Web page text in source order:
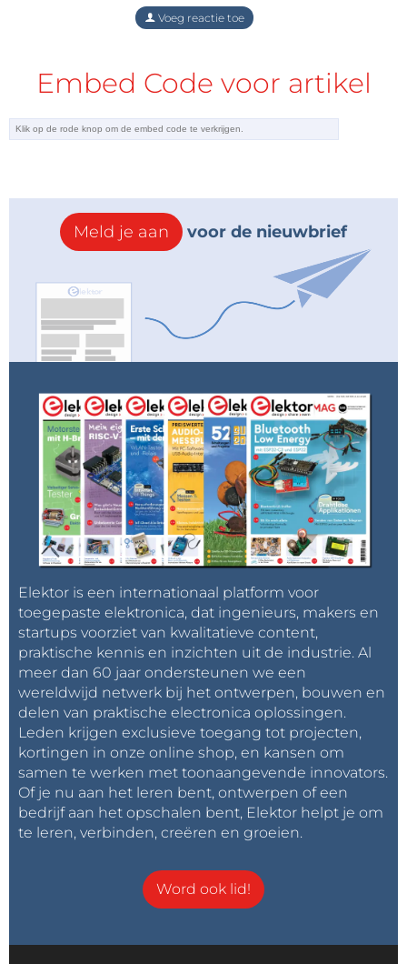
Ja, Pim heeft gelijk. Sterker nog: zoals
beschreven ís het helemaal geen diode,
Antwoord
Voeg reactie toe
Embed Code voor artikel
Meld je aan voor de nieuwbrief
Elektor is een internationaal platform voor
toegepaste elektronica, dat ingenieurs, makers en
startups voorziet van kwalitatieve content,
praktische kennis en inzichten uit de industrie. Al
meer dan 60 jaar ondersteunen we een
wereldwijd netwerk bij het ontwerpen, bouwen en
delen van praktische electronica oplossingen.
Leden krijgen exclusieve toegang tot projecten,
kortingen in onze online shop, en kansen om
samen te werken met toonaangevende innovators.
Of je nu aan het leren bent, ontwerpen of een
bedrijf aan het opschalen bent, Elektor helpt je om
te leren, verbinden, creëren en groeien.
Word ook lid!